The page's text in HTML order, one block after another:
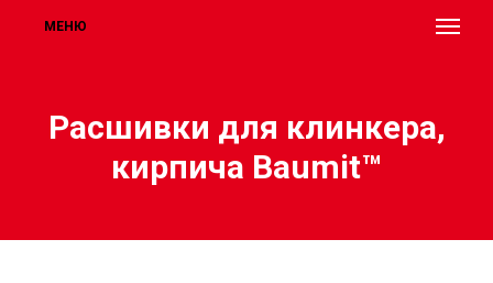
МЕНЮ
Расшивки для клинкера,
кирпича Baumit™